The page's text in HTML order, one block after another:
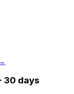
30 days